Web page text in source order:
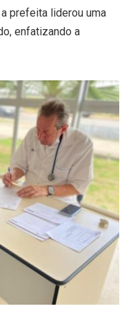
prefeita liderou uma
enfatizando a